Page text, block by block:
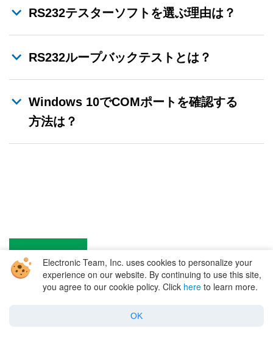
Electronic Team, Inc. uses cookies to personalize your
experience on our website. By continuing to use this site,
you agree to our cookie policy. Click here to learn more.
OK
RS232テスターソフトを選ぶ理由は？
RS232ループバックテストとは？
Windows 10でCOMポートを確認する
方法は？